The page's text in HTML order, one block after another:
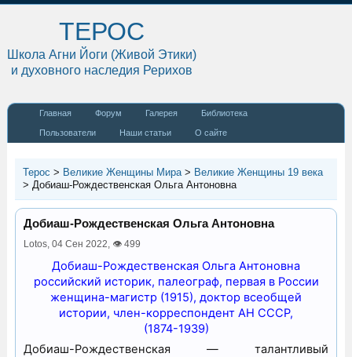
ТЕРОС
Школа Агни Йоги (Живой Этики)
и духовного наследия Рерихов
Главная Форум Галерея Библиотека
Пользователи Наши статьи О сайте
Терос > Великие Женщины Мира> Великие Женщины 19 века
>Добиаш-Рождественская Ольга Антоновна
Добиаш-Рождественская Ольга Антоновна
Lotos,04 Сен 2022, 👁 499
Добиаш-Рождественская Ольга Антоновна
российский историк, палеограф, первая в России
женщина-магистр (1915), доктор всеобщей
истории, член-корреспондент АН СССР,
(1874-1939)
Добиаш-Рождественская — талантливый